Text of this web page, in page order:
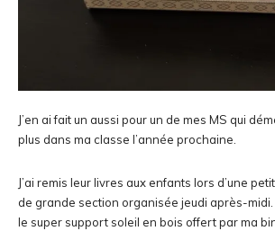
J’en ai fait un aussi pour un de mes MS qui
plus dans ma classe l’année prochaine.
J’ai remis leur livres aux enfants lors d’une
de grande section organisée jeudi après-midi.
le super support soleil en bois offert par ma